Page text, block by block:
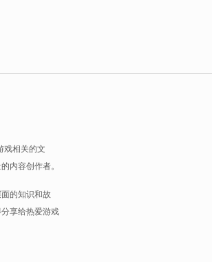
戏相关的文
内容创作者。
的知识和故
享给热爱游戏